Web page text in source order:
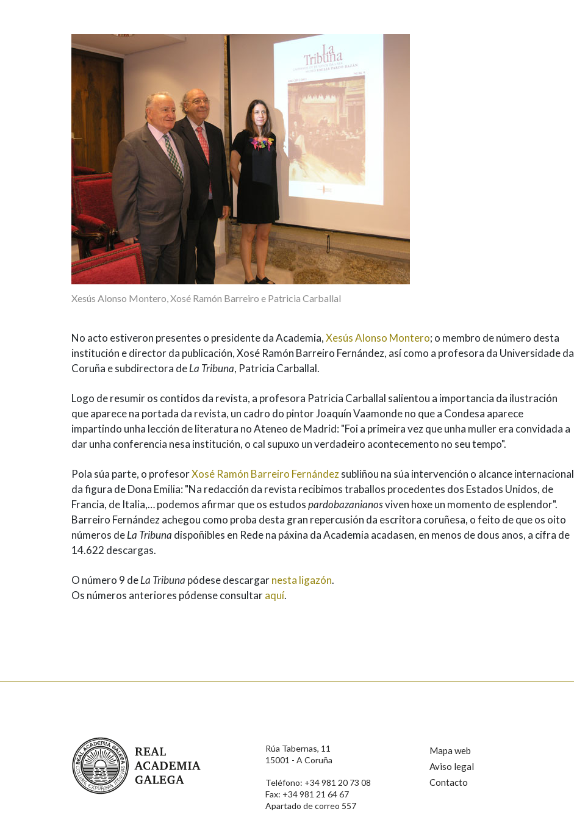
Xesús Alonso Montero, Xosé Ramón Barreiro e Patricia Carballal
No acto estiveron presentes o presidente da Academia,Xesús Alonso Montero; o membro de número desta
institución e director da publicación, Xosé Ramón Barreiro Fernández, así como a profesora da Universidade da
Coruña e subdirectora deLa Tribuna, Patricia Carballal.
Logo de resumir os contidos da revista, a profesora Patricia Carballal salientou a importancia da ilustración
que aparece na portada da revista, un cadro do pintor Joaquín Vaamonde no que a Condesa aparece
impartindo unha lección de literatura no Ateneo de Madrid: "Foi a primeira vez que unha muller era convidada a
dar unha conferencia nesa institución, o cal supuxo un verdadeiro acontecemento no seu tempo".
Pola súa parte, o profesorXosé Ramón Barreiro Fernándezsubliñou na súa intervención o alcance internacional
da figura de Dona Emilia: "Na redacción da revista recibimos traballos procedentes dos Estados Unidos, de
Francia, de Italia,… podemos afirmar que os estudospardobazanianosviven hoxe un momento de esplendor".
Barreiro Fernández achegou como proba desta gran repercusión da escritora coruñesa, o feito de que os oito
números deLa Tribuna dispoñibles en Rede na páxina da Academia acadasen, en menos de dous anos, a cifra de
14.622 descargas.
O número 9 deLa Tribuna pódese descargarnesta ligazón.
Os números anteriores pódense consultaraquí.
Real Academia Galega
Rúa Tabernas, 11
15001 - A Coruña
Teléfono: +34 981 20 73 08
Fax: +34 981 21 64 67
Apartado de correo 557
Mapa web
Aviso legal
Contacto